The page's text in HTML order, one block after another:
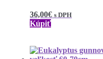
36,00€ s DPH
Kúpiť